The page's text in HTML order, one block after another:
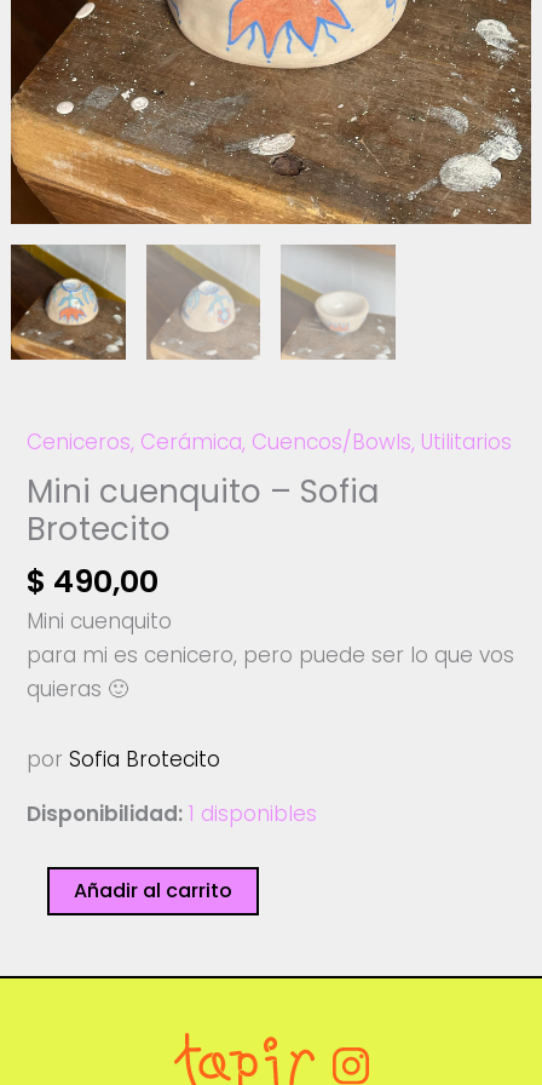
Ceniceros, Cerámica, Cuencos/Bowls, Utilitarios
Mini cuenquito – Sofia
Brotecito
$ 490,00
Mini cuenquito
para mi es cenicero, pero puede ser lo que vos
quieras 🙂
porSofia Brotecito
Disponibilidad: 1 disponibles
cuenquito
Sofia
Añadir al carrito